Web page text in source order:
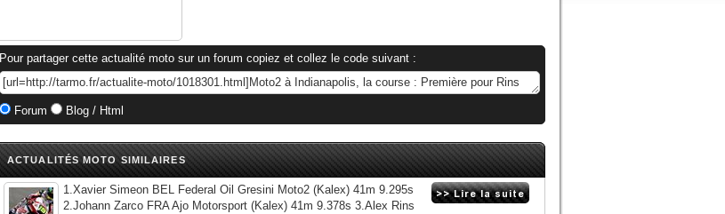
Pour partager cette actualité moto sur un forum copiez et collez le code suivant :
Forum Blog / Html
ACTUALITÉS MOTO SIMILAIRES
1.Xavier Simeon BEL Federal Oil Gresini Moto2 (Kalex) 41m 9.295s
2.Johann Zarco FRA Ajo Motorsport (Kalex) 41m 9.378s 3.Alex Rins